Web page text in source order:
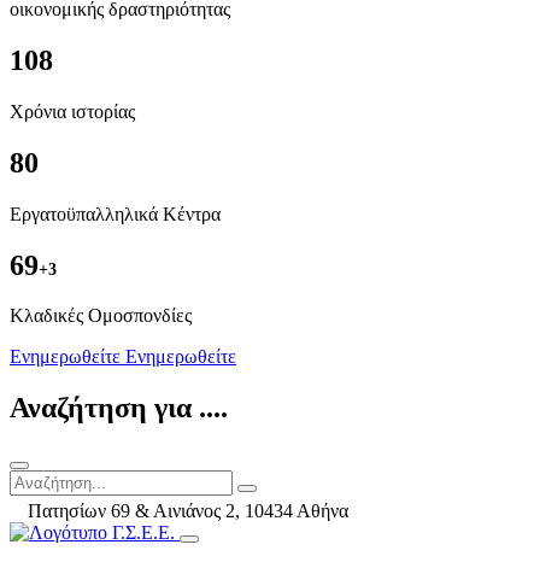
οικονομικής δραστηριότητας
108
Χρόνια ιστορίας
80
Εργατοϋπαλληλικά Κέντρα
69+3
Kλαδικές Ομοσπονδίες
Ενημερωθείτε Ενημερωθείτε
Αναζήτηση για ....
Πατησίων 69 & Αινιάνος 2, 10434 Αθήνα